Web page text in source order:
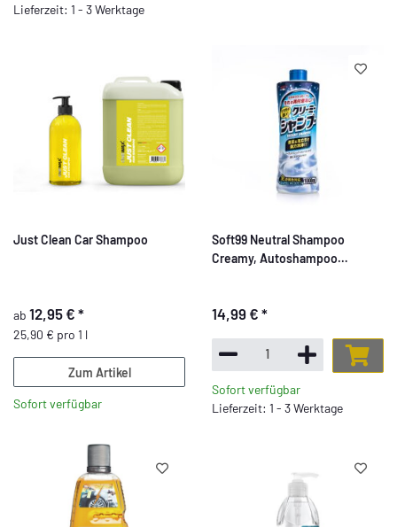
Lieferzeit: 1 - 3 Werktage
Just Clean Car Shampoo
ab 12,95 € *
25,90 € pro 1 l
Zum Artikel
Sofort verfügbar
Soft99 Neutral Shampoo
Creamy, Autoshampoo
14,99 € *
Sofort verfügbar
Lieferzeit: 1 - 3 Werktage